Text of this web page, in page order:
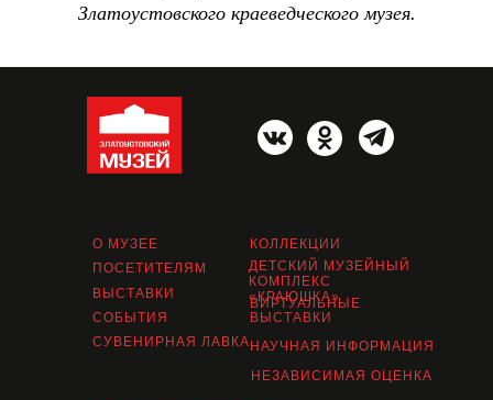
Златоустовского краеведческого музея.
КОЛЛЕКЦИИ
ВИРТУАЛЬНЫЕ
ВЫСТАВКИ
НЕЗАВИСИМАЯ ОЦЕНКА
ДЕТСКИЙ МУЗЕЙНЫЙ
КОМПЛЕКС
«КРАЮШКА»
НАУЧНАЯ ИНФОРМАЦИЯ
О МУЗЕЕ
ВЫСТАВКИ
СУВЕНИРНАЯ ЛАВКА
СОБЫТИЯ
ПОСЕТИТЕЛЯМ